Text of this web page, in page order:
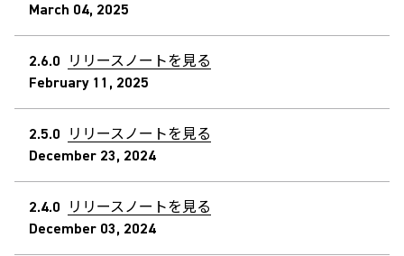
March 04, 2025
2.6.0 リリースノートを見る
February 11, 2025
2.5.0 リリースノートを見る
December 23, 2024
2.4.0 リリースノートを見る
December 03, 2024